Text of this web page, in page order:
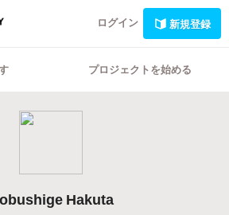
ログイン 新規登録
プロジェクトを始める
Hakuta